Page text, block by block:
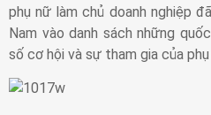
phụ nữ làm chủ doanh nghiệp
Nam vào danh sách những
số cơ hội và sự tham gia của